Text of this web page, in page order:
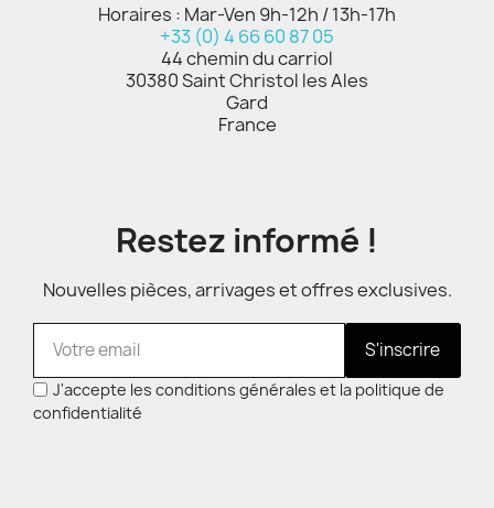
Horaires : Mar-Ven 9h-12h / 13h-17h
+33 (0) 4 66 60 87 05
44 chemin du carriol
30380 Saint Christol les Ales
Gard
France
Restez informé !
Nouvelles pièces, arrivages et offres exclusives.
S'inscrire
J'accepte les conditions générales et la politique de
confidentialité